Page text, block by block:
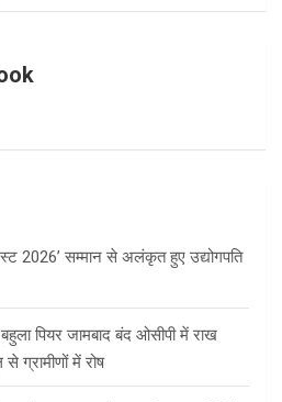
2026’ सम्मान से अलंकृत हुए उद्योगपति
पियर जामबाद बंद ओसीपी में राख
ग्रामीणों में रोष